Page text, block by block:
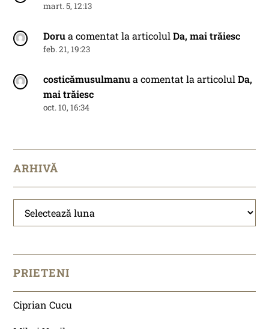
mart. 5, 12:13
Dorua comentat la articolulDa, mai trăiesc
feb. 21, 19:23
costicămusulmanua comentat la articolulDa,
mai trăiesc
oct. 10, 16:34
ARHIVĂ
Arhivă
PRIETENI
Ciprian Cucu